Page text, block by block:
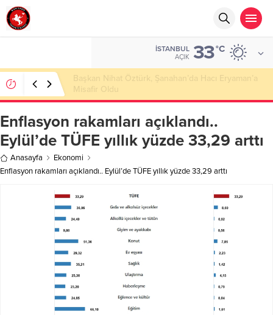
İSTANBUL
AÇIK 33°C
Başkan Nihat Öztürk, Şanahan’da Hacı Eryaman’a
Misafir Oldu
Enflasyon rakamları açıklandı..
Eylül’de TÜFE yıllık yüzde 33,29 arttı
Anasayfa
Ekonomi
Enflasyon rakamları açıklandı.. Eylül’de TÜFE yıllık yüzde 33,29 arttı